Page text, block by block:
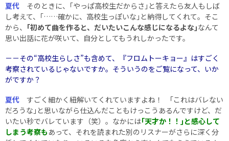
夏代 そのときに、｢やっぱ高校生だからさ｣と答えたら友人もしば
し考えて、｢……確かに、高校生っぽいな｣と納得してくれて。そこ
から、 ｢初めて曲を作ると、だいたいこんな感じになるよな｣なんて
思い出話に花が咲いて、自分としてもうれしかったです。
－－その“高校生らしさ”も含めて、『フロムトーキョー』はすごく
考察されているじゃないですか。そういうのをご覧になって、いか
がですか？
夏代 すごく細かく紐解いてくれていますよね！ ｢これはバレない
だろうな｣と思いながら仕込んだこともけっこうあるんですけど、だ
いたい秒でバレています（笑）。なかには｢天才か！！｣と感心して
しまう考察も あって、それを読まれた別のリスナーがさらに深く分